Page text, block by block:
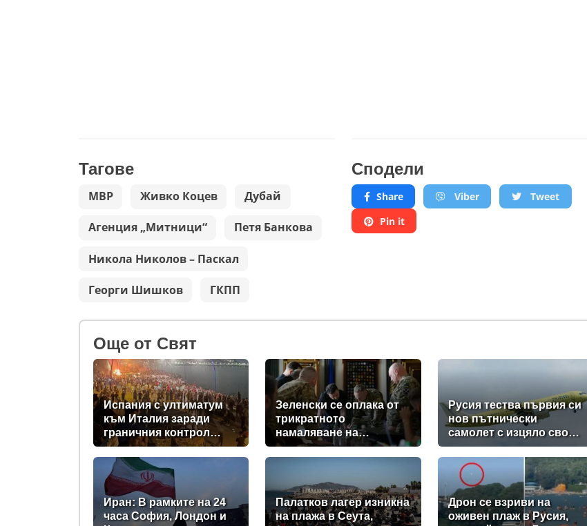
Тагове
МВР Живко Коцев Дубай
Агенция „Митници“ Петя Банкова
Никола Николов – Паскал
Георги Шишков ГКПП
Сподели
Share Viber
Tweet
Pin it
Oще от Свят
Испания с ултиматум
към Италия заради
граничния контрол
след нашествието в
Сеута
Зеленски се оплака от
трикратното
намаляване на
доставките на ракети-
прехващачи от Запада
Русия тества първия си
нов пътнически
самолет с изцяло свои
компоненти (видео +
снимки)
Иран: В рамките на 24
часа София, Лондон и
Палатков лагер изникна
на плажа в Сеута,
Дрон се взриви на
оживен плаж в Русия,